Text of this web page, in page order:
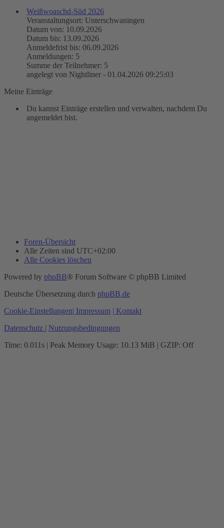
Weißwoaschd-Süd 2026
Veranstaltungsort: Unterschwaningen
Datum von: 10.09.2026
Datum bis: 13.09.2026
Anmeldefrist bis: 06.09.2026
Anmeldungen: 5
Summe der Teilnehmer: 5
angelegt von Nightliner - 01.04.2026 09:25:03
Meine Einträge
Du kannst Einträge erstellen und verwalten, nachdem Du
angemeldet bist.
Foren-Übersicht
Alle Zeiten sind UTC+02:00
Alle Cookies löschen
Powered by phpBB® Forum Software © phpBB Limited
Deutsche Übersetzung durch phpBB.de
Cookie-Einstellungen| Impressum | Kontakt
Datenschutz | Nutzungsbedingungen
Time: 0.011s | Peak Memory Usage: 10.13 MiB | GZIP: Off